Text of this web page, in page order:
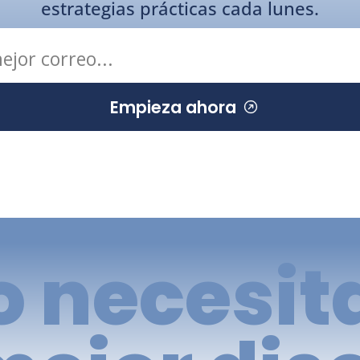
estrategias prácticas cada lunes.
­ Empieza ahora